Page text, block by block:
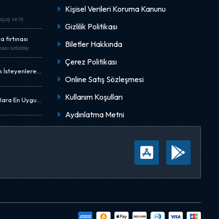
ve hi
sebebiy
İsteyenlere
En Uygun
Kişisel Verileri Koruma Kanunu
Gizlilik Politikası
Biletler Hakkında
Çerez Politikası
Online Satış Sözleşmesi
Kullanım Koşulları
Aydınlatma Metni